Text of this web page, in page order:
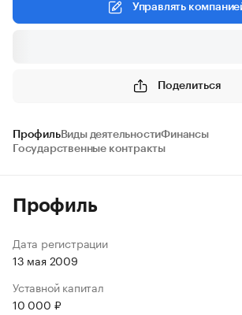
Управлять
Поделиться
ПрофильВиды деятельностиФинансы
Государственные контракты
Профиль
Дата регистрации
13 мая 2009
Уставной капитал
10 000 ₽